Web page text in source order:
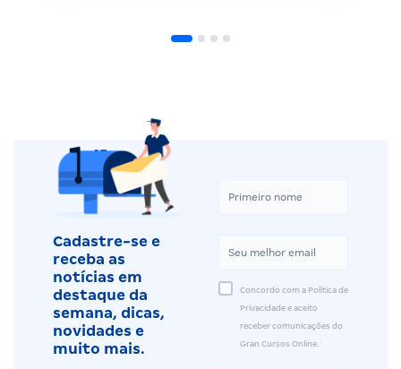
Cadastre-se e
receba as
notícias em
destaque da
semana, dicas,
novidades e
muito mais.
Concordo com a Política de
Privacidade e aceito
receber comunicações do
Gran Cursos Online.